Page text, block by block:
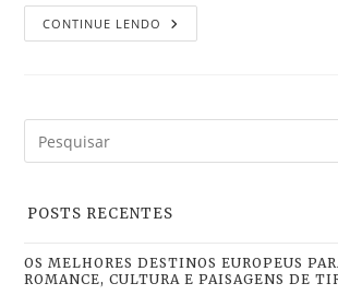
CONTINUE LENDO
POSTS RECENTES
OS MELHORES DESTINOS EUROPEUS
ROMANCE, CULTURA E PAISAGENS DE